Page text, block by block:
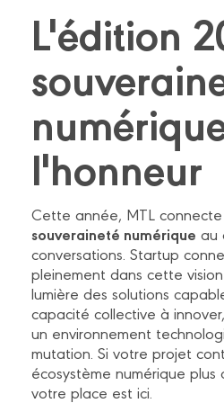
L'édition
l'honneur
Cette année, MTL
souveraineté numérique au
conversations. Startup
pleinement dans cette
lumière des solutions
capacité collective à
un environnement
mutation. Si votre projet
écosystème numérique
votre place est ici.